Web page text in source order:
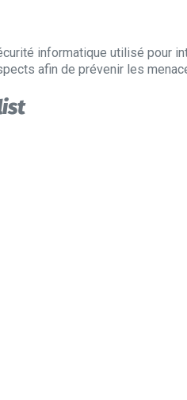
informatique utilisé pour
afin de prévenir les